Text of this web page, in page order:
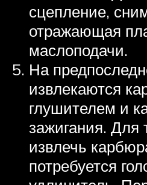
сцепление,
отражающая
маслоподачи.
На
извлекаются
глушителем и
зажигания. Для
извлечь
потребуется